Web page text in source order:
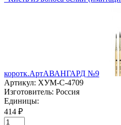
коротк.АртАВАНГАРД №9
Артикул: ХУМ-C-4709
Изготовитель: Россия
Единицы:
414 ₽